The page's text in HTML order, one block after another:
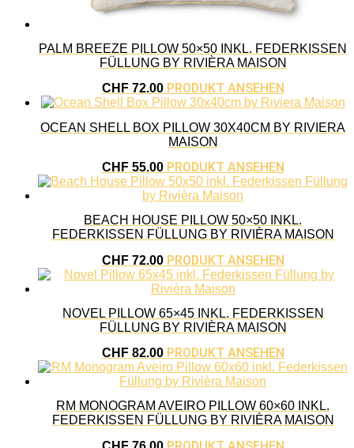
PALM BREEZE PILLOW 50×50 INKL. FEDERKISSEN
FÜLLUNG BY RIVIÈRA MAISON
CHF72.00 PRODUKT ANSEHEN
OCEAN SHELL BOX PILLOW 30X40CM BY RIVIERA
MAISON
CHF55.00 PRODUKT ANSEHEN
BEACH HOUSE PILLOW 50×50 INKL.
FEDERKISSEN FÜLLUNG BY RIVIÈRA MAISON
CHF72.00 PRODUKT ANSEHEN
NOVEL PILLOW 65×45 INKL. FEDERKISSEN
FÜLLUNG BY RIVIÈRA MAISON
CHF82.00 PRODUKT ANSEHEN
RM MONOGRAM AVEIRO PILLOW 60×60 INKL.
FEDERKISSEN FÜLLUNG BY RIVIÈRA MAISON